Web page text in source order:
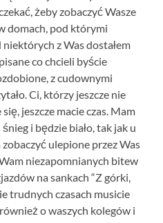
żeby zobaczyć Wasze
domach, pod którymi
z Was dostałem
co chcieli byście
z cudownymi
Ci, którzy jeszcze nie
jeszcze macie czas. Mam
i będzie biało, tak jak u
ulepione przez Was
niezapomnianych bitew
na sankach “Z górki,
trudnych czasach musicie
o waszych kolegów i